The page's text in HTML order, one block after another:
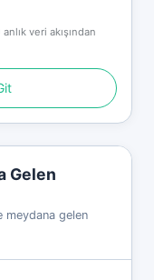
veri akışından
Gelen
meydana gelen